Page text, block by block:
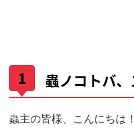
蟲ノコトバ、
蟲主の皆様、こんにちは